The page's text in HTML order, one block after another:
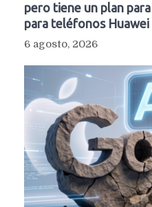
pero tiene un plan
para teléfonos Huawei
6 agosto, 2026